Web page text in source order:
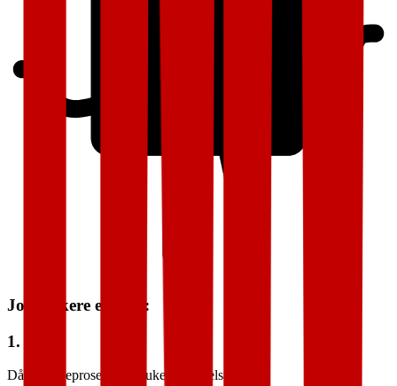
Jobbsøkere erfarer:
1.
Dårlig søkeprosess og brukeropplevelse